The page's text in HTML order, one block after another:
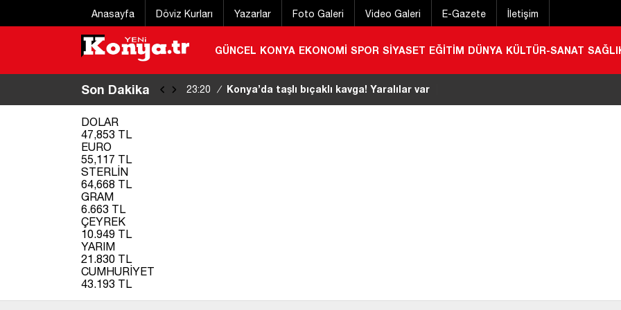
Anasayfa Döviz Kurları Yazarlar Foto Galeri Video Galeri E-Gazete İletişim
GÜNCEL KONYA EKONOMİ SPOR SİYASET EĞİTİM DÜNYA KÜLTÜR-SANAT
Son Dakika 23:20 / Konya’da taşlı bıçaklı kavga! Yaralılar var
DOLAR
47,853 TL
EURO
55,117 TL
STERLİN
64,668 TL
GRAM
6.663 TL
ÇEYREK
10.949 TL
YARIM
21.830 TL
CUMHURİYET
43.193 TL